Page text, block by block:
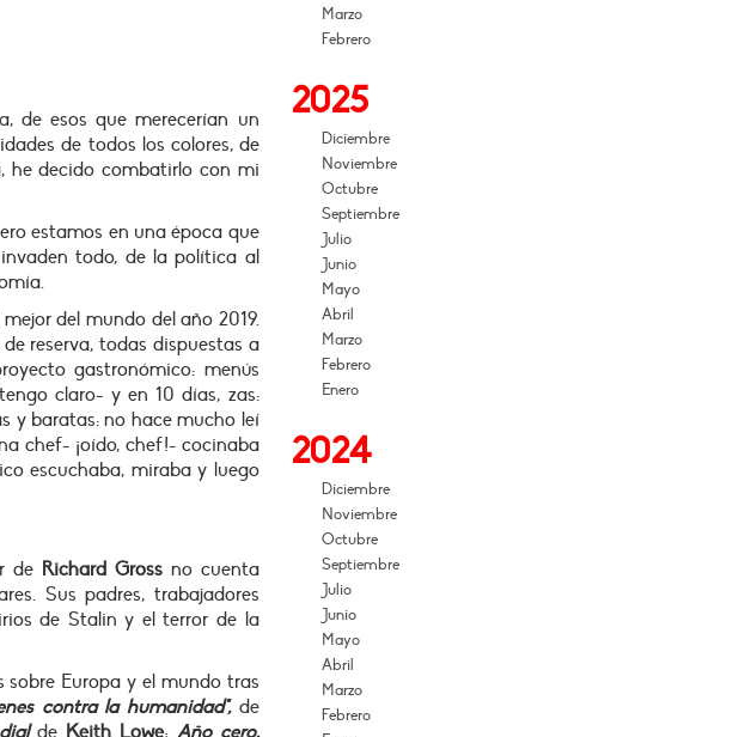
de esos que merecerían un
de todos los colores, de
he decido combatirlo con mi
estamos en una época que
todo, de la política al
del mundo del año 2019.
reserva, todas dispuestas a
gastronómico: menús
claro- y en 10 días, zas:
y baratas: no hace mucho leí
chef- ¡oído, chef!- cocinaba
escuchaba, miraba y luego
de Richard Grossno cuenta
Sus padres, trabajadores
de Stalin y el terror de la
Europa y el mundo tras
contra la humanidad",de
de Keith Lowe; Año cero.
Marzo
Febrero
2025
Diciembre
Noviembre
Octubre
Septiembre
Julio
Junio
Mayo
Abril
Marzo
Febrero
Enero
2024
Diciembre
Noviembre
Octubre
Septiembre
Julio
Junio
Mayo
Abril
Marzo
Febrero